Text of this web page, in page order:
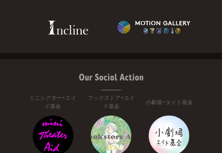
Our Social Action
ミニシアター・エイ
ド基金
ブックストア・エイ
ド基金
小劇場・エイド基金